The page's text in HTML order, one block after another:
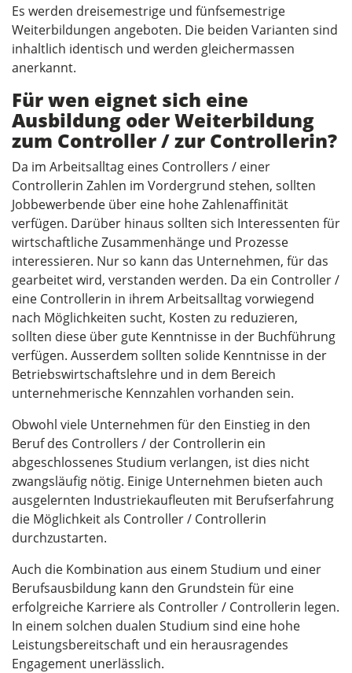
Es werden dreisemestrige und fünfsemestrige
Weiterbildungen angeboten. Die beiden Varianten sind
inhaltlich identisch und werden gleichermassen
anerkannt.
Für wen eignet sich eine
Ausbildung oder Weiterbildung
zum Controller / zur Controllerin?
Da im Arbeitsalltag eines Controllers / einer
Controllerin Zahlen im Vordergrund stehen, sollten
Jobbewerbende über eine hohe Zahlenaffinität
verfügen. Darüber hinaus sollten sich Interessenten für
wirtschaftliche Zusammenhänge und Prozesse
interessieren. Nur so kann das Unternehmen, für das
gearbeitet wird, verstanden werden. Da ein Controller /
eine Controllerin in ihrem Arbeitsalltag vorwiegend
nach Möglichkeiten sucht, Kosten zu reduzieren,
sollten diese über gute Kenntnisse in der Buchführung
verfügen. Ausserdem sollten solide Kenntnisse in der
Betriebswirtschaftslehre und in dem Bereich
unternehmerische Kennzahlen vorhanden sein.
Obwohl viele Unternehmen für den Einstieg in den
Beruf des Controllers / der Controllerin ein
abgeschlossenes Studium verlangen, ist dies nicht
zwangsläufig nötig. Einige Unternehmen bieten auch
ausgelernten Industriekaufleuten mit Berufserfahrung
die Möglichkeit als Controller / Controllerin
durchzustarten.
Auch die Kombination aus einem Studium und einer
Berufsausbildung kann den Grundstein für eine
erfolgreiche Karriere als Controller / Controllerin legen.
In einem solchen dualen Studium sind eine hohe
Leistungsbereitschaft und ein herausragendes
Engagement unerlässlich.